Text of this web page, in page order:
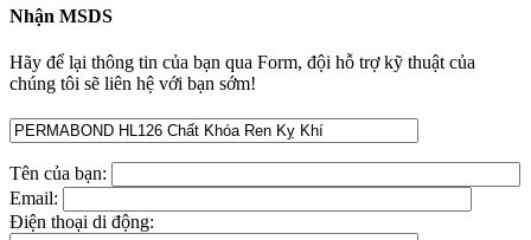
Nhận MSDS
Hãy để lại thông tin của bạn qua Form, đội hỗ trợ kỹ thuật của
chúng tôi sẽ liên hệ với bạn sớm!
Tên của bạn:
Email:
Điện thoại di động: